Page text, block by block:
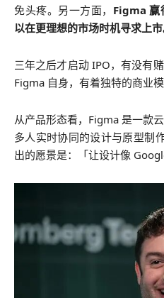
免头疼。另一方面， Figma 赢
以在更理想的市场时机寻求上市
三年之后才启动 IPO，有没有
Figma 自身，有着独特的商业模
从产品形态看，Figma 是一款
多人实时协同的设计与原型制
出的愿景是：「让设计像